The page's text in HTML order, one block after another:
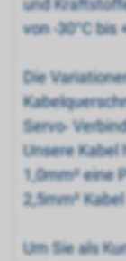
und
von -30°C bis
Die
Servo-
Unsere Kabel
1,0mm² eine
2,5mm²
Um Sie als